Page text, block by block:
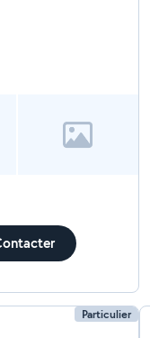
Particulier